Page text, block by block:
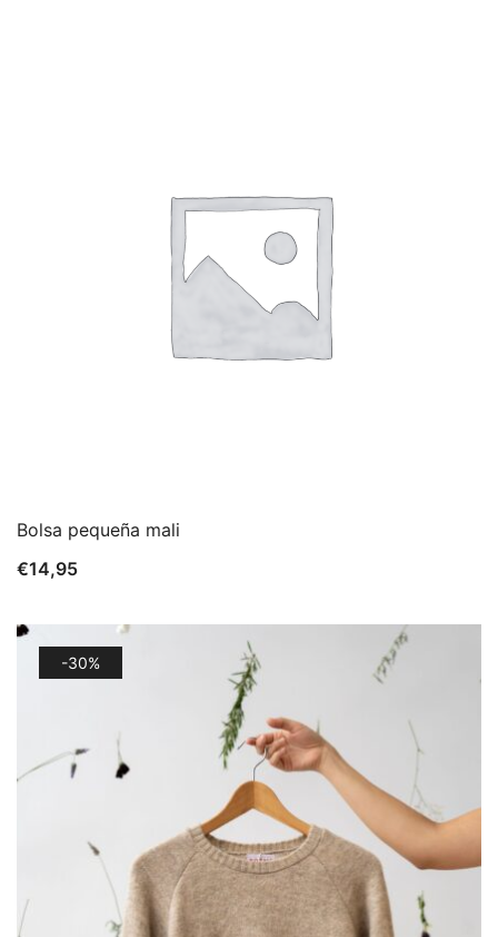
Bolsa pequeña mali
€14,95
-30%